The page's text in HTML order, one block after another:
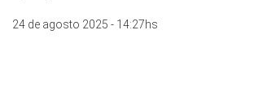
24 de agosto 2025 - 14:27hs